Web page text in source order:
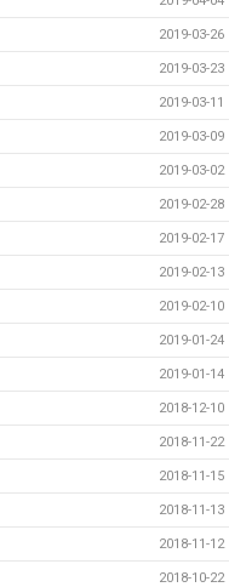
2019-03-26
2019-03-23
2019-03-11
2019-03-09
2019-03-02
2019-02-28
2019-02-17
2019-02-13
2019-02-10
2019-01-24
2019-01-14
2018-12-10
2018-11-22
2018-11-15
2018-11-13
2018-11-12
2018-10-22